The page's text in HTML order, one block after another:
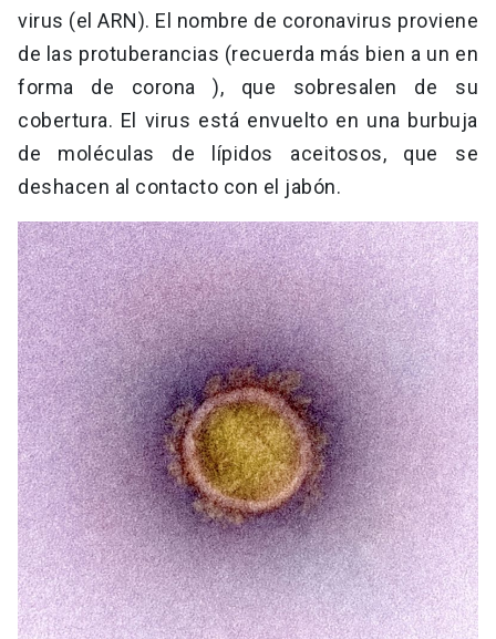
virus (el ARN). El nombre de coronavirus proviene
de las protuberancias (recuerda más bien a un en
forma de corona ), que sobresalen de su
cobertura. El virus está envuelto en una burbuja
de moléculas de lípidos aceitosos, que se
deshacen al contacto con el jabón.